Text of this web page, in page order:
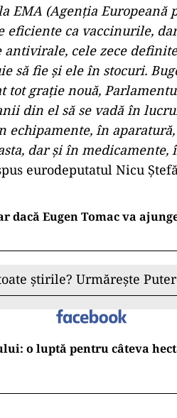
EMA (Agenţia Europeană
eficiente ca vaccinurile,
cele zece
să fie şi ele în stocuri.
tot graţie nouă,
din el să se vadă în
echipamente, în
dar şi în medicamente,
eurodeputatul Nicu
dacă Eugen Tomac va
știrile? Urmărește
o luptă pentru câteva